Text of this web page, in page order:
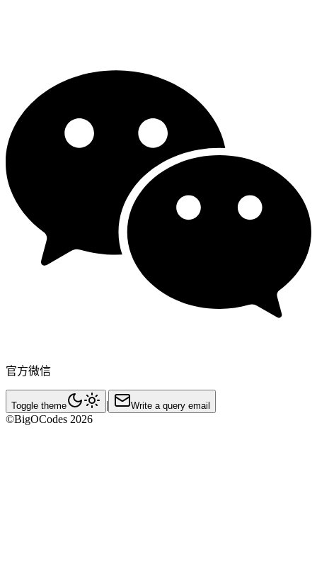
官方微信
Toggle theme | Write a query email
©BigOCodes 2026